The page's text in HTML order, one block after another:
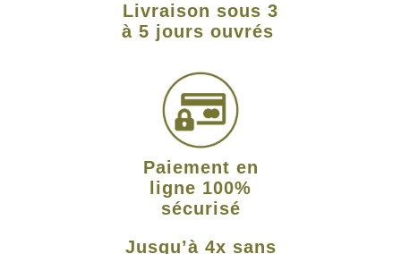
Livraison sous 3
à 5 jours ouvrés
Paiement en
ligne 100%
sécurisé
Jusqu’à 4x sans